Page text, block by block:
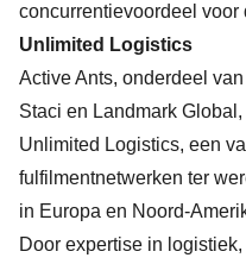
concurrentievoordeel voor
Unlimited Logistics
Active Ants, onderdeel
Staci en Landmark
Unlimited Logistics, een
fulfilmentnetwerken ter
in Europa en Noord-
Door expertise in